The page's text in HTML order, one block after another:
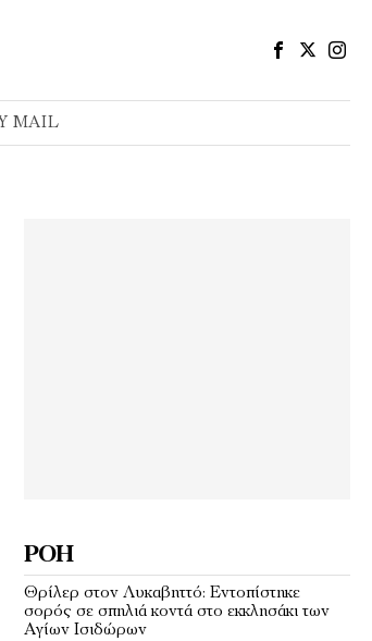
MAIL
ΡΟΉ
Θρίλερ στον Λυκαβηττό: Εντοπίστηκε
σορός σε σπηλιά κοντά στο εκκλησάκι των
Αγίων Ισιδώρων